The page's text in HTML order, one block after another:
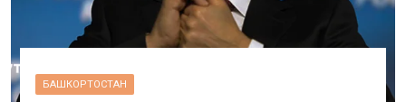
БАШКОРТОСТАН